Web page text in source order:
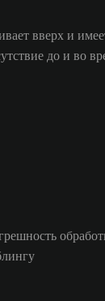
вверх и
до и во